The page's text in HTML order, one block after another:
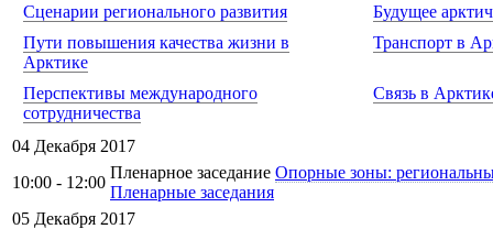
Сценарии регионального развития
Будущее
Пути повышения качества жизни в
Арктике
Транспорт в
Перспективы международного
сотрудничества
Связь в
04 Декабря 2017
10:00 - 12:00
Пленарное заседание Опорные зоны:
Пленарные заседания
05 Декабря 2017